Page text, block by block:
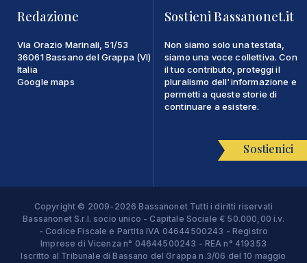
Redazione
Via Orazio Marinali, 51/53
36061 Bassano del Grappa (VI)
Italia
Google maps
Sostieni Bassanonet.it
Non siamo solo una testata,
siamo una voce collettiva. Con
il tuo contributo, proteggi il
pluralismo dell'informazione e
permetti a queste storie di
continuare a esistere.
Sostienici
Copyright © 2009-2026 Bassanonet Tutti i diritti riservati
Bassanonet S.r.l. socio unico - Capitale Sociale € 50.000,00 i.v.
- Codice Fiscale e Partita IVA 04644500243 - Registro
Imprese di Vicenza n° 04644500243 - REA n° 419353
Iscritto al Tribunale di Bassano del Grappa n.3/06 del 10 maggio